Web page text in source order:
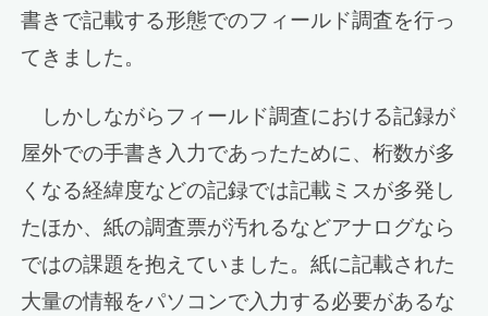
書きで記載する形態でのフィールド調査を行っ
てきました。
しかしながらフィールド調査における記録が
屋外での手書き入力であったために、桁数が多
くなる経緯度などの記録では記載ミスが多発し
たほか、紙の調査票が汚れるなどアナログなら
ではの課題を抱えていました。紙に記載された
大量の情報をパソコンで入力する必要があるな